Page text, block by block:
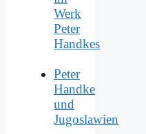
Werk
Peter
Handkes
Peter
Handke
und
Jugoslawien